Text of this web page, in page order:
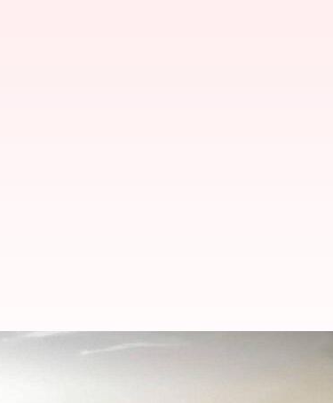
X4 फेसलिफ्ट SUV का